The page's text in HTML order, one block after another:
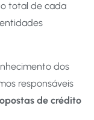
total de cada
dos
responsáveis
de crédito